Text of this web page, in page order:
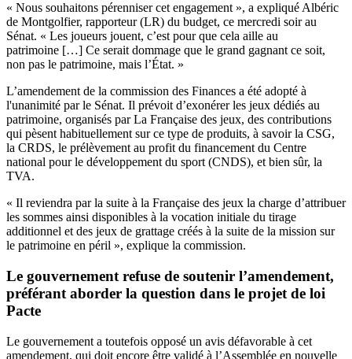
« Nous souhaitons pérenniser cet engagement », a expliqué Albéric
de Montgolfier, rapporteur (LR) du budget, ce mercredi soir au
Sénat. « Les joueurs jouent, c’est pour que cela aille au
patrimoine […] Ce serait dommage que le grand gagnant ce soit,
non pas le patrimoine, mais l’État. »
L’amendement de la commission des Finances a été adopté à
l'unanimité par le Sénat. Il prévoit d’exonérer les jeux dédiés au
patrimoine, organisés par La Française des jeux, des contributions
qui pèsent habituellement sur ce type de produits, à savoir la CSG,
la CRDS, le prélèvement au profit du financement du Centre
national pour le développement du sport (CNDS), et bien sûr, la
TVA.
« Il reviendra par la suite à la Française des jeux la charge d’attribuer
les sommes ainsi disponibles à la vocation initiale du tirage
additionnel et des jeux de grattage créés à la suite de la mission sur
le patrimoine en péril », explique la commission.
Le gouvernement refuse de soutenir l’amendement,
préférant aborder la question dans le projet de loi
Pacte
Le gouvernement a toutefois opposé un avis défavorable à cet
amendement, qui doit encore être validé à l’Assemblée en nouvelle